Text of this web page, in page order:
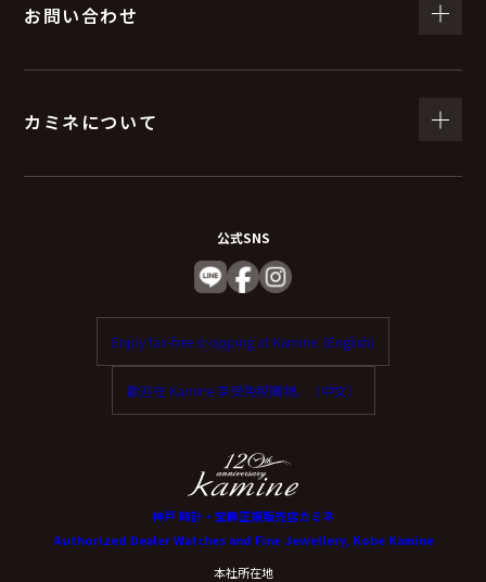
お問い合わせ
カミネについて
公式SNS
Enjoy tax-free shopping at Kamine. (English)
歡迎在 Kamine 享受免稅購物。（中文）
神戸 時計・宝飾正規販売店カミネ
Authorized Dealer Watches and Fine Jewellery, Kobe Kamine
本社所在地